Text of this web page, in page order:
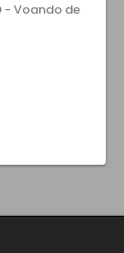
- Voando de